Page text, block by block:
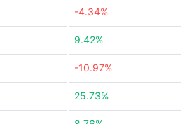
-4.34%
9.42%
-10.97%
25.73%